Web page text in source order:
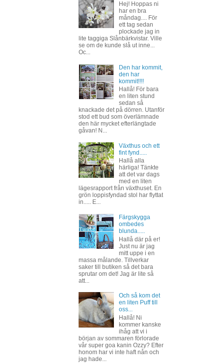
Hej! Hoppas ni
har en bra
måndag.... För
ett tag sedan
plockade jag in
lite taggiga Slånbärkvistar. Ville
se om de kunde slå ut inne...
Oc...
Den har kommit,
den har
kommit!!!!
Hallå! För bara
en liten stund
sedan så
knackade det på dörren. Utanför
stod ett bud som överlämnade
den här mycket efterlängtade
gåvan! N...
Växthus och ett
fint fynd.....
Hallå alla
härliga! Tänkte
att det var dags
med en liten
lägesrapport från växthuset. En
grön loppisfyndad stol har flyttat
in..... E...
Färgskygga
ombedes
blunda.....
Hallå där på er!
Just nu är jag
mitt uppe i en
massa målande. Tillverkar
saker till butiken så det bara
sprutar om det! Jag är lite så
att...
Och så kom det
en liten Puff till
oss...
Hallå! Ni
kommer kanske
ihåg att vi i
början av sommaren förlorade
vår super goa kanin Ozzy? Efter
honom har vi inte haft nån och
jag hade...